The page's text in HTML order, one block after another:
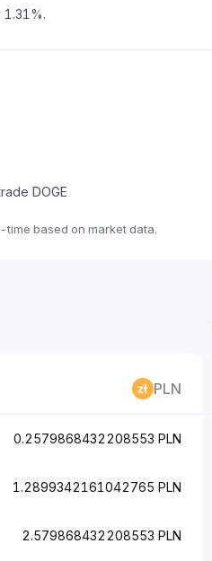
DOGE
time based on market data.
PLN
0.2579868432208553 PLN
1.2899342161042765 PLN
2.579868432208553 PLN